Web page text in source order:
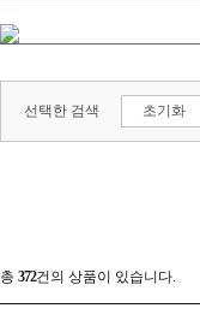
외장 SSD
외장스토리지(DAS)
외장 케이스
선택한 검색 초기화